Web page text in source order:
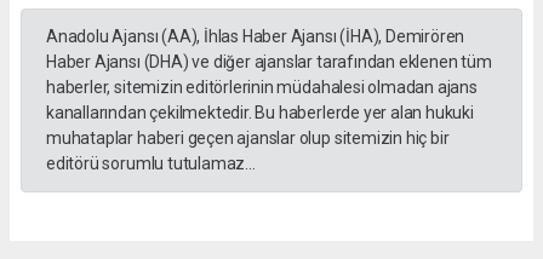
Anadolu Ajansı (AA), İhlas Haber Ajansı (İHA), Demirören
Haber Ajansı (DHA) ve diğer ajanslar tarafından eklenen tüm
haberler, sitemizin editörlerinin müdahalesi olmadan ajans
kanallarından çekilmektedir. Bu haberlerde yer alan hukuki
muhataplar haberi geçen ajanslar olup sitemizin hiç bir
editörü sorumlu tutulamaz...